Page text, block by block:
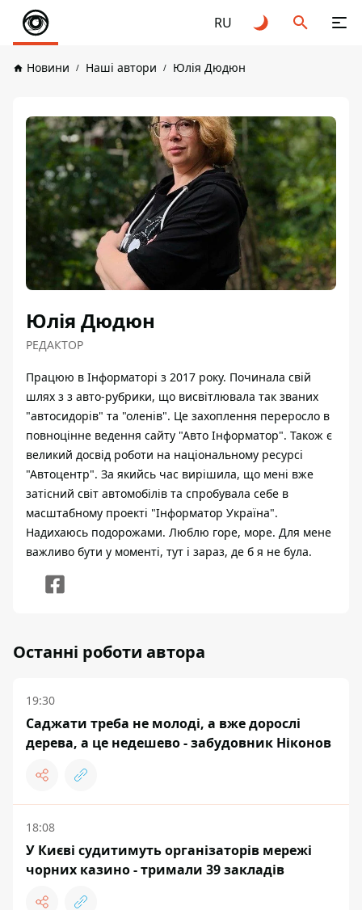
RU
Новини Наші автори Юлія Дюдюн
Юлія Дюдюн
РЕДАКТОР
Працюю в Інформаторі з 2017 року. Починала свій
шлях з з авто-рубрики, що висвітлювала так званих
"автосидорів" та "оленів". Це захоплення переросло в
повноцінне ведення сайту "Авто Інформатор". Також є
великий досвід роботи на національному ресурсі
"Автоцентр". За якийсь час вирішила, що мені вже
затісний світ автомобілів та спробувала себе в
масштабному проекті "Інформатор Україна".
Надихаюсь подорожами. Люблю горе, море. Для мене
важливо бути у моменті, тут і зараз, де б я не була.
Останні роботи автора
19:30
Саджати треба не молоді, а вже дорослі
дерева, а це недешево - забудовник Ніконов
18:08
У Києві судитимуть організаторів мережі
чорних казино - тримали 39 закладів